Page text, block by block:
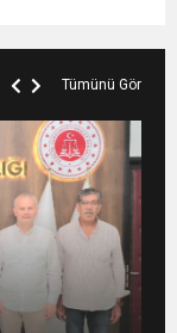
Tümünü Gör